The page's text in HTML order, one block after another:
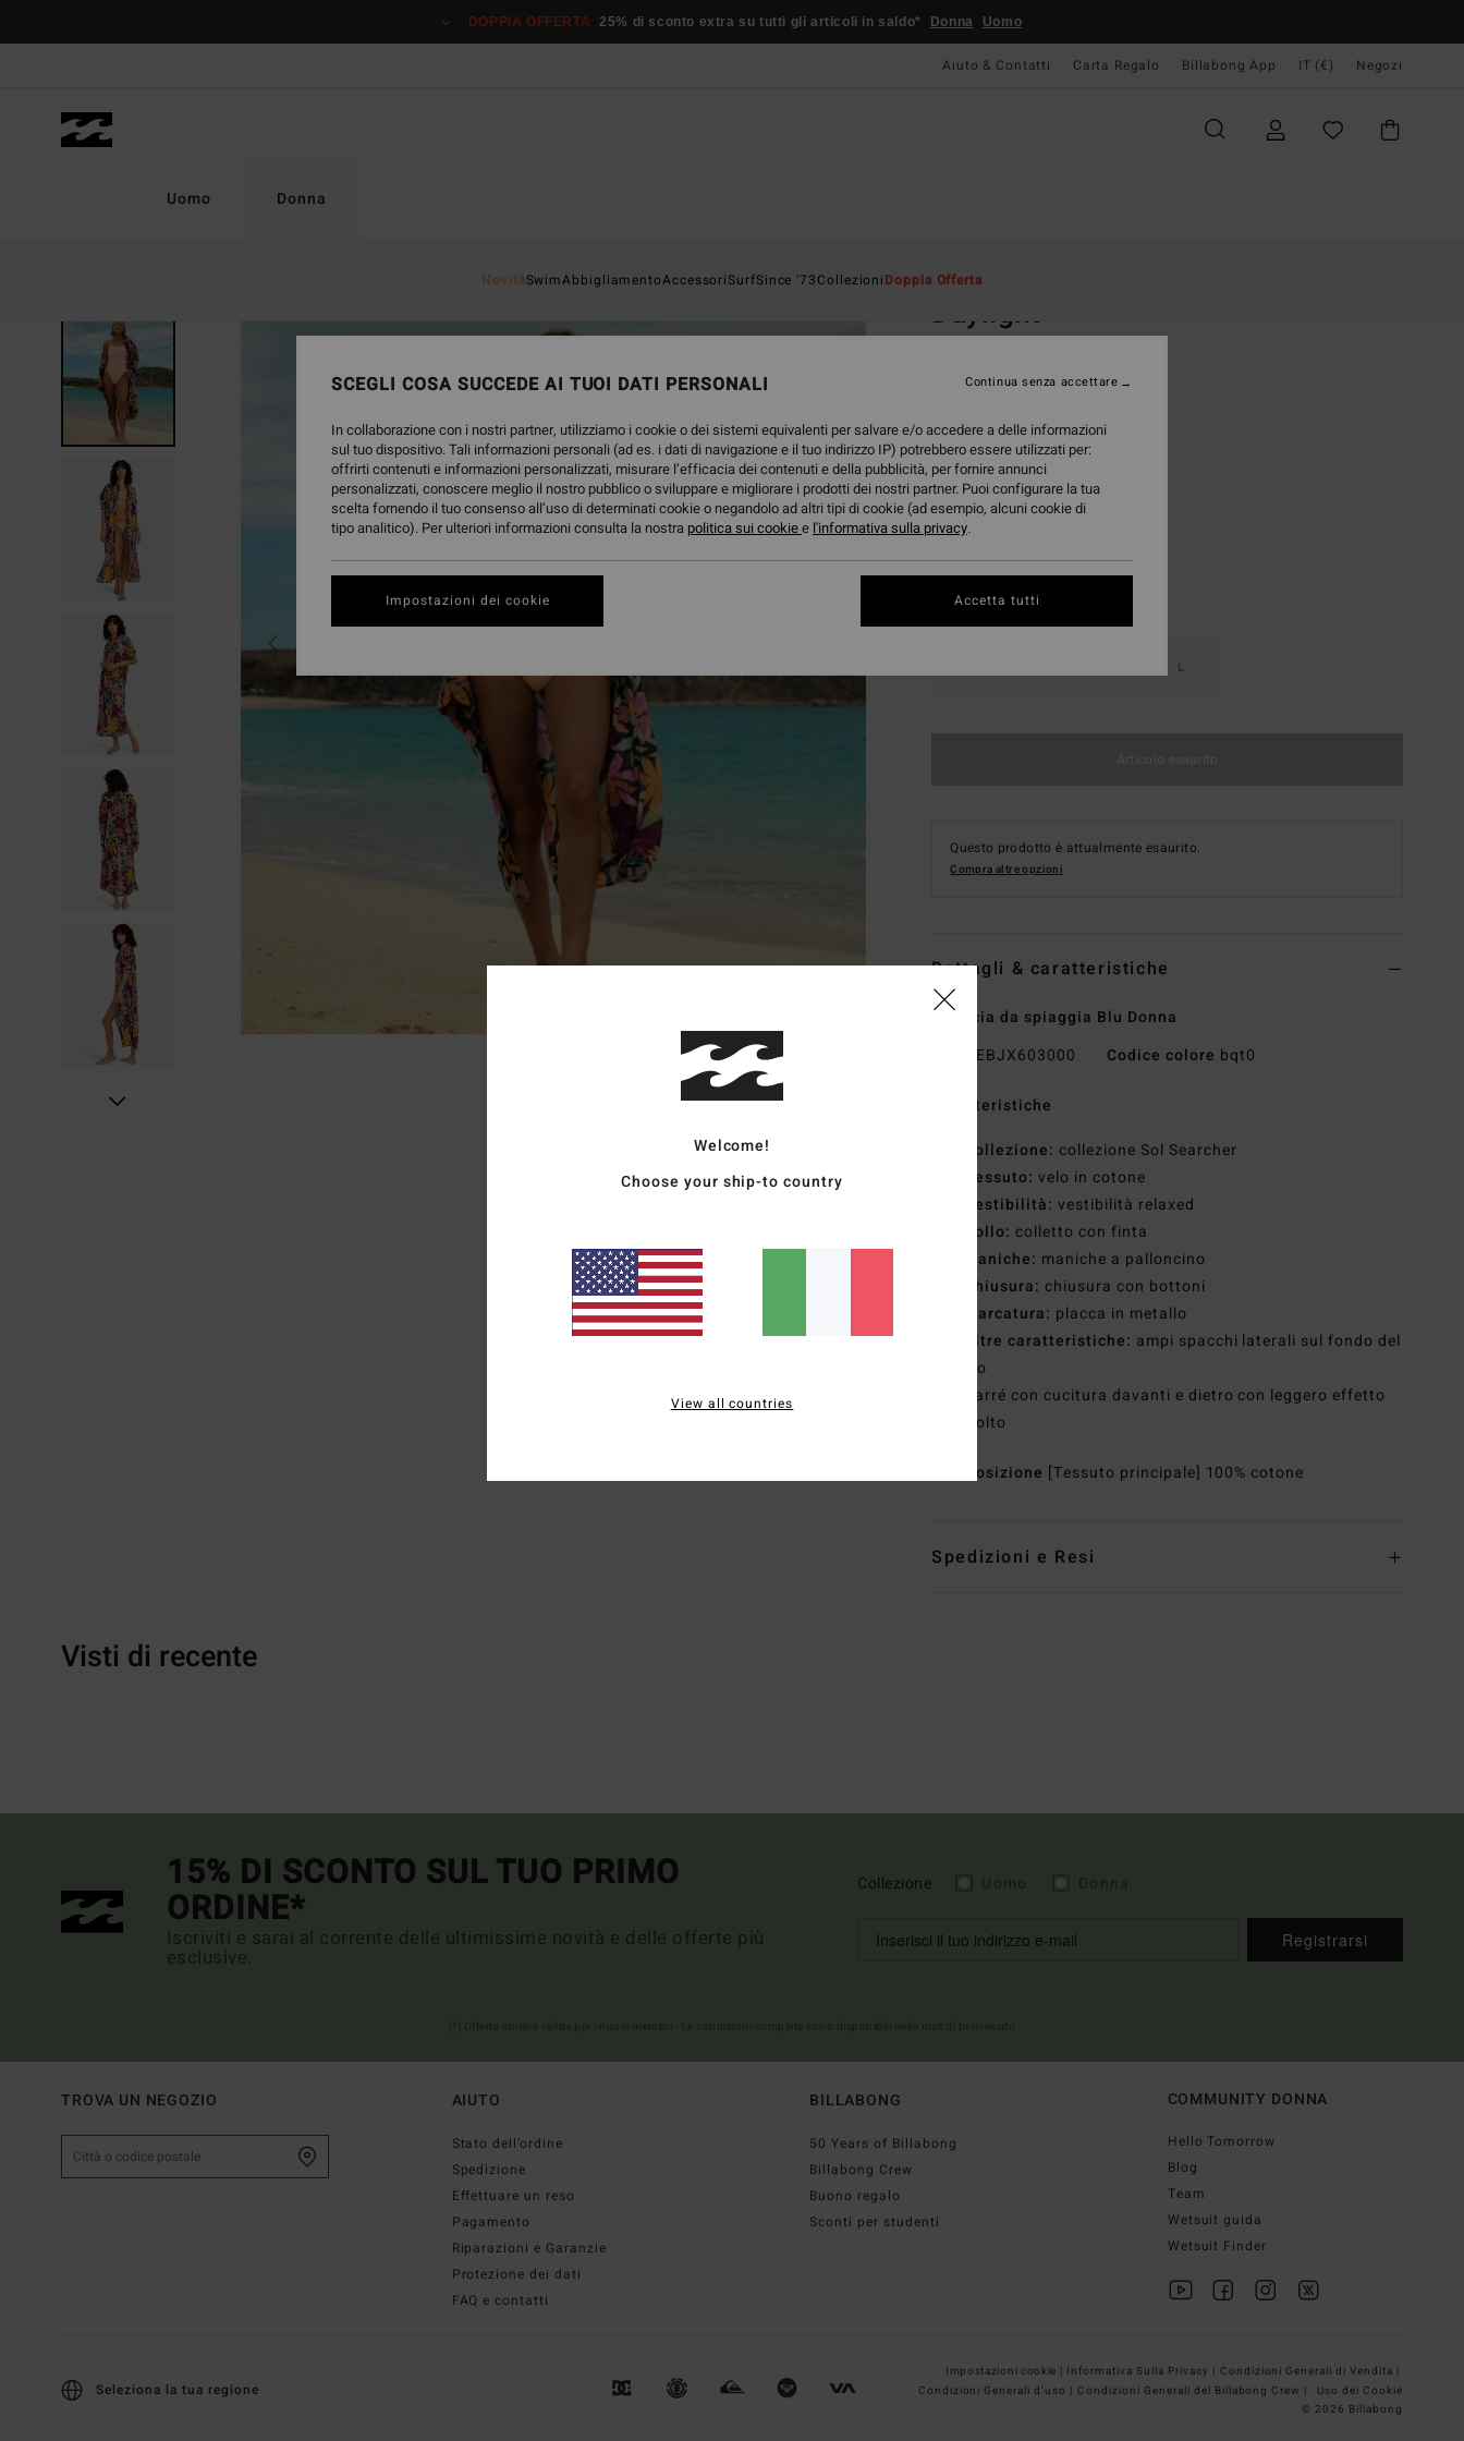
prodotto
DOPPIA OFFERTA 25% di sconto extra su tutti gli articoli in saldo* Donna Uomo
Aiuto & Contatti Carta Regalo Billabong App IT (€) Negozi
Uomo Donna
NovitàSwimAbbigliamentoAccessoriSurfSince '73CollezioniDoppia Offerta
Daylight
69,95 €
DOPPIA OFFERTA 25%
ColoriNight Tropical
L
Questo prodotto è attualmente esaurito.
Compra altre opzioni
Dettagli & caratteristiche
Camicia da spiaggia Blu Donna
EBJX603000 Codice colore bqt0
Caratteristiche
Collezione: collezione Sol Searcher
Tessuto: velo in cotone
Vestibilità: vestibilità relaxed
Collo: colletto con finta
Maniche: maniche a palloncino
Chiusura: chiusura con bottoni
Marcatura: placca in metallo
Altre caratteristiche: ampi spacchi laterali sul fondo del
busto
Carré con cucitura davanti e dietro con leggero effetto
raccolto
Composizione [Tessuto principale] 100% cotone
Spedizioni e Resi
Visti di recente
15% DI SCONTO SUL TUO PRIMO
ORDINE*
Iscriviti e sarai al corrente delle ultimissime novità e delle offerte più
esclusive.
Collezione
Registrarsi
TROVA UN NEGOZIO AIUTO
Stato dell’ordine
Spedizione
Effettuare un reso
Pagamento
Riparazioni e Garanzie
Protezione dei dati
FAQ e contatti
BILLABONG
50 Years of Billabong
Billabong Crew
Buono regalo
Sconti per studenti
COMMUNITY DONNA
Hello Tomorrow
Blog
Team
Wetsuit guida
Wetsuit Finder
Seleziona la tua regione
Impostazioni cookie | Informativa Sulla Privacy | Condizioni Generali di Vendita |
Condizioni Generali d’uso | Condizioni Generali del Billabong Crew |
Uso dei Cookie
© 2026 Billabong
Welcome!
Choose your ship-to country
View all countries
SCEGLI COSA SUCCEDE AI TUOI DATI PERSONALI
In collaborazione con i nostri partner, utilizziamo i cookie o dei sistemi equivalenti per salvare e/o accedere a delle informazioni
sul tuo dispositivo. Tali informazioni personali (ad es. i dati di navigazione e il tuo indirizzo IP) potrebbero essere utilizzati per:
offrirti contenuti e informazioni personalizzati, misurare l’efficacia dei contenuti e della pubblicità, per fornire annunci
personalizzati, conoscere meglio il nostro pubblico o sviluppare e migliorare i prodotti dei nostri partner. Puoi configurare la tua
scelta fornendo il tuo consenso all’uso di determinati cookie o negandolo ad altri tipi di cookie (ad esempio, alcuni cookie di
tipo analitico). Per ulteriori informazioni consulta la nostra politica sui cookiee l'informativa sulla privacy.
Impostazioni dei cookie
Continua senza accettare
Accetta tutti